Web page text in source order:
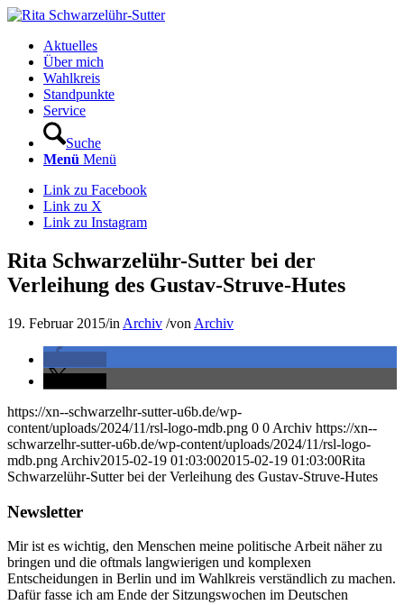
Aktuelles
Über mich
Wahlkreis
Standpunkte
Service
Suche
Menü Menü
Link zu Facebook
Link zu X
Link zu Instagram
Rita Schwarzelühr-Sutter bei der
Verleihung des Gustav-Struve-Hutes
19. Februar 2015/in Archiv /von Archiv
https://xn--schwarzelhr-sutter-u6b.de/wp-
content/uploads/2024/11/rsl-logo-mdb.png 0 0 Archiv https://xn--
schwarzelhr-sutter-u6b.de/wp-content/uploads/2024/11/rsl-logo-
mdb.png Archiv2015-02-19 01:03:002015-02-19 01:03:00Rita
Schwarzelühr-Sutter bei der Verleihung des Gustav-Struve-Hutes
Newsletter
Mir ist es wichtig, den Menschen meine politische Arbeit näher zu
bringen und die oftmals langwierigen und komplexen
Entscheidungen in Berlin und im Wahlkreis verständlich zu machen.
Dafür fasse ich am Ende der Sitzungswochen im Deutschen